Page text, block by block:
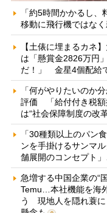
「約5時間かかるし
移動に飛行機ではな
【土俵に埋まるカネ
は「懸賞金2826万円
だ！」 金星4個配給
「何がやりたいのか
評価 「給付付き税額
は“社会保障制度の改
「30種類以上のパン
ンを手掛けるサンマ
舗展開のコンセプト
急増する中国企業の“
Temu…本社機能を海
う 現地人を隠れ蓑に